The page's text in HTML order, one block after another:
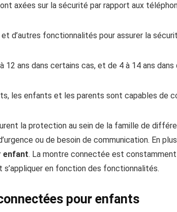
axées sur la sécurité par rapport aux
et d’autres fonctionnalités pour assurer la
ans dans certains cas, et de 4 à 14 ans dans
les enfants et les parents sont capables de
la protection au sein de la famille de
ou de besoin de communication. En
enfant. La montre connectée est
en fonction des fonctionnalités.
pour enfants